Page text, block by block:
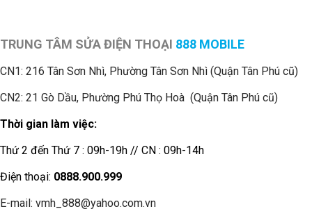
TRUNG TÂM SỬA ĐIỆN THOẠI 888 MOBILE
CN1: 216 Tân Sơn Nhì, Phường Tân Sơn Nhì (Quận Tân Phú cũ)
CN2: 21 Gò Dầu, Phường Phú Thọ Hoà (Quận Tân Phú cũ)
Thời gian làm việc:
Thứ 2 đến Thứ 7 : 09h-19h // CN : 09h-14h
Điện thoại: 0888.900.999
E-mail: vmh_888@yahoo.com.vn